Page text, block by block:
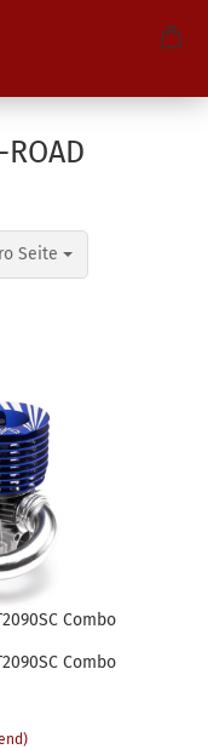
Seite
Combo
Combo